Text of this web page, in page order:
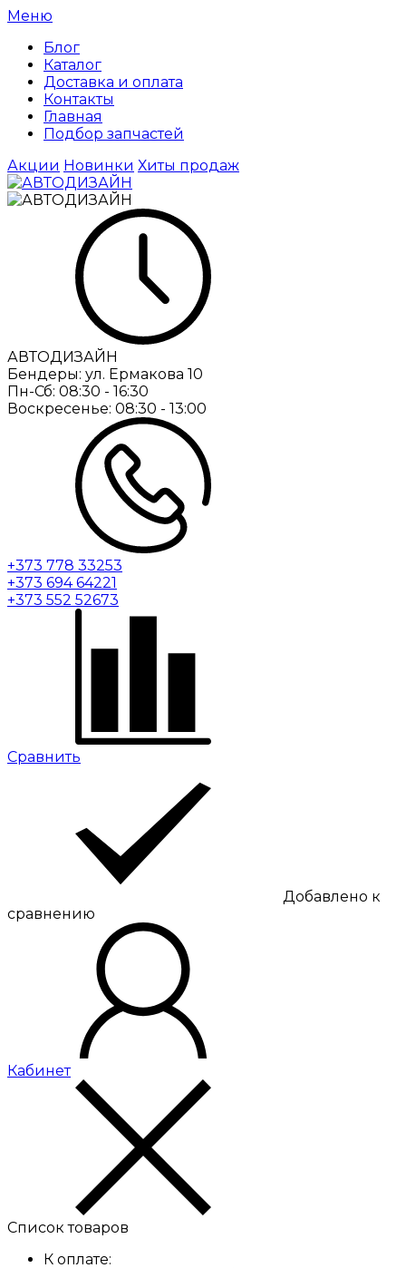
Меню
Блог
Каталог
Доставка и оплата
Контакты
Главная
Подбор запчастей
Акции Новинки Хиты продаж
АВТОДИЗАЙН
Бендеры: ул. Ермакова 10
Пн-Сб: 08:30 - 16:30
Воскресенье: 08:30 - 13:00
+373 778 33253
+373 694 64221
+373 552 52673
Сравнить
Добавлено к
сравнению
Кабинет
Список товаров
К оплате: